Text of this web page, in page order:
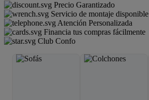
Precio Garantizado
Servicio de montaje disponible
Atención Personalizada
Financia tus compras fácilmente
Club Confo